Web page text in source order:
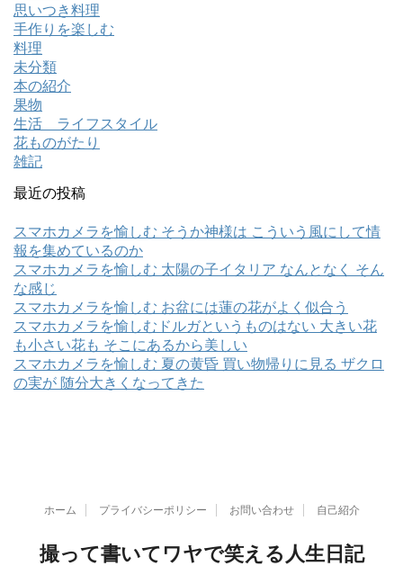
思いつき料理
手作りを楽しむ
料理
未分類
本の紹介
果物
生活 ライフスタイル
花ものがたり
雑記
最近の投稿
スマホカメラを愉しむ そうか神様は こういう風にして情
報を集めているのか
スマホカメラを愉しむ 太陽の子イタリア なんとなく そん
な感じ
スマホカメラを愉しむ お盆には蓮の花がよく似合う
スマホカメラを愉しむドルガというものはない 大きい花
も小さい花も そこにあるから美しい
スマホカメラを愉しむ 夏の黄昏 買い物帰りに見る ザクロ
の実が 随分大きくなってきた
ホーム プライバシーポリシー お問い合わせ 自己紹介
撮って書いてワヤで笑える人生日記